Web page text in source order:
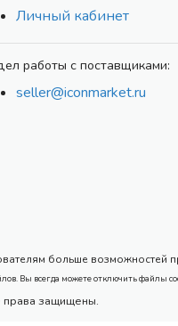
Личный кабинет
работы с поставщиками:
seller@iconmarket.ru
больше возможностей
Вы всегда можете отключить файлы
защищены.